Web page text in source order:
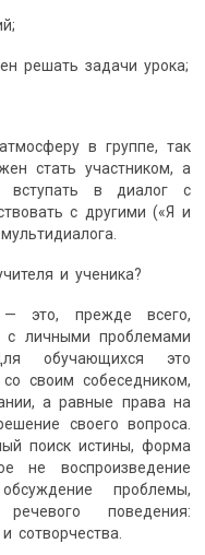
решать задачи урока;
в группе, так
стать участником, а
вступать в диалог с
с другими («Я и
и ученика?
это, прежде всего,
с личными проблемами
обучающихся это
своим собеседником,
а равные права на
своего вопроса.
поиск истины, форма
не воспроизведение
проблемы,
поведения:
сотворчества.